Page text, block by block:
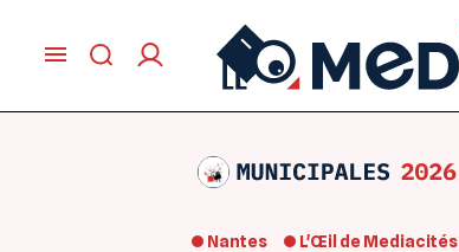
Nantes L'Œil de Mediacités